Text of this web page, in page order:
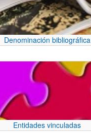
Denominación bibliográfica
Entidades vinculadas